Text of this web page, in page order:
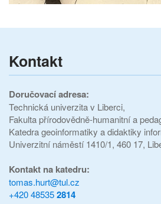
Kontakt
Doručovací adresa:
Technická univerzita v Liberci,
Fakulta přírodovědně-humanitní a
Katedra geoinformatiky a didaktiky
Univerzitní náměstí 1410/1, 460 17,
Kontakt na katedru:
tomas.hurt@tul.cz
+420 485352814